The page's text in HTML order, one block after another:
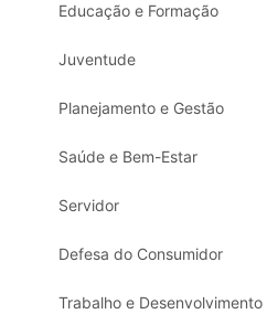
Educação e Formação
Juventude
Planejamento e Gestão
Saúde e Bem-Estar
Servidor
Defesa do Consumidor